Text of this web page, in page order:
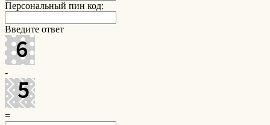
Персональный пин код:
Введите ответ
-
=